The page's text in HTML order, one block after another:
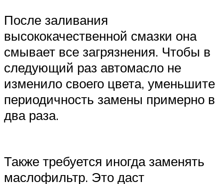
После заливания
высококачественной смазки она
смывает все загрязнения. Чтобы в
следующий раз автомасло не
изменило своего цвета, уменьшите
периодичность замены примерно в
два раза.
Также требуется иногда заменять
маслофильтр. Это даст